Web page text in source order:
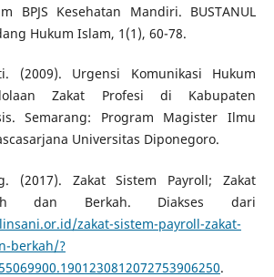
BPJS Kesehatan Mandiri. BUSTANUL
Hukum Islam, 1(1), 60-78.
(2009). Urgensi Komunikasi Hukum
Zakat Profesi di Kabupaten
Semarang: Program Magister Ilmu
Universitas Diponegoro.
(2017). Zakat Sistem Payroll; Zakat
dan Berkah. Diakses dari
zakat-sistem-payroll-zakat-
berkah/?
.